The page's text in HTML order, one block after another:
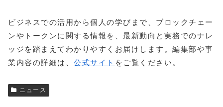
ビジネスでの活用から個人の学びまで、ブロックチェー
ンやトークンに関する情報を、最新動向と実務でのナレ
ッジを踏まえてわかりやすくお届けします。編集部や事
業内容の詳細は、 公式サイト をご覧ください。
ニュース